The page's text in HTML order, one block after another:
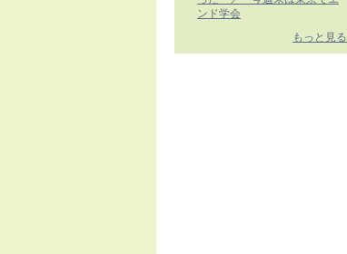
ンド学会
もっと見る